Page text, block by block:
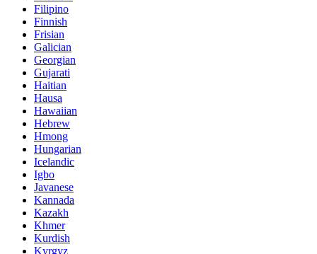
Filipino
Finnish
Frisian
Galician
Georgian
Gujarati
Haitian
Hausa
Hawaiian
Hebrew
Hmong
Hungarian
Icelandic
Igbo
Javanese
Kannada
Kazakh
Khmer
Kurdish
Kyrgyz